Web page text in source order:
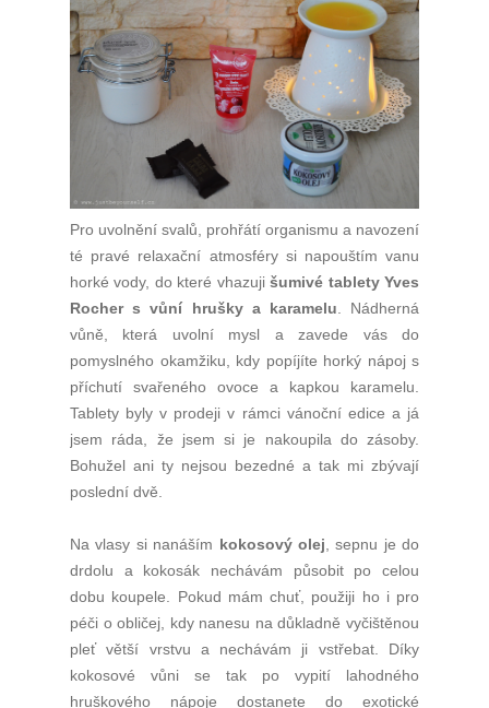
Pro uvolnění svalů, prohřátí organismu a navození
té pravé relaxační atmosféry si napouštím vanu
horké vody, do které vhazujišumivé tablety Yves
Rocher s vůní hrušky a karamelu. Nádherná
vůně, která uvolní mysl a zavede vás do
pomyslného okamžiku, kdy popíjíte horký nápoj s
příchutí svařeného ovoce a kapkou karamelu.
Tablety byly v prodeji v rámci vánoční edice a já
jsem ráda, že jsem si je nakoupila do zásoby.
Bohužel ani ty nejsou bezedné a tak mi zbývají
poslední dvě.
Na vlasy si nanáším kokosový olej, sepnu je do
drdolu a kokosák nechávám působit po celou
dobu koupele. Pokud mám chuť, použiji ho i pro
péči o obličej, kdy nanesu na důkladně vyčištěnou
pleť větší vrstvu a nechávám ji vstřebat. Díky
kokosové vůni se tak po vypití lahodného
hruškového nápoje dostanete do exotické